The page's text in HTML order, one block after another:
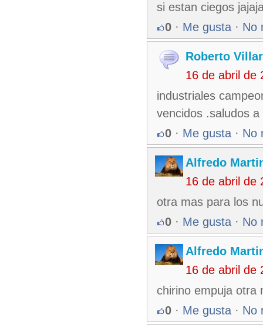
si estan ciegos
0 · Me gusta · No
Roberto Villar
16 de abril de
industriales
vencidos .saludos
0 · Me gusta · No
Alfredo
16 de abril de
otra mas para los
0 · Me gusta · No
Alfredo
16 de abril de
chirino empuja otra
0 · Me gusta · No